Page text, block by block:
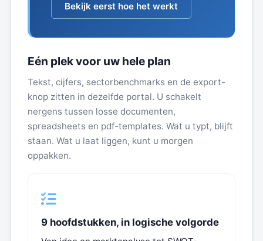
Bekijk eerst hoe het werkt
Eén plek voor uw hele plan
Tekst, cijfers, sectorbenchmarks en de export-
knop zitten in dezelfde portal. U schakelt
nergens tussen losse documenten,
spreadsheets en pdf-templates. Wat u typt, blijft
staan. Wat u laat liggen, kunt u morgen
oppakken.
9 hoofdstukken, in logische volgorde